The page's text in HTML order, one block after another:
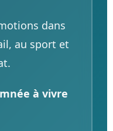
dans
au sport et
à vivre